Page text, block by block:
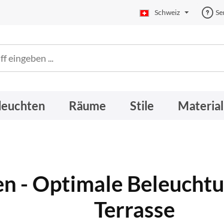
Schweiz
Räume Stile Material
- Optimale
Terrasse